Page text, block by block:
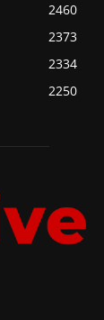
2460
2373
2334
2250